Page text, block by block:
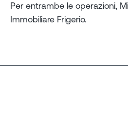
Per entrambe le operazioni,
Immobiliare Frigerio.